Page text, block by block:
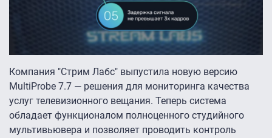
Компания "Стрим Лабс" выпустила новую версию
MultiProbe 7.7 — решения для мониторинга качества
услуг телевизионного вещания. Теперь система
обладает функционалом полноценного студийного
мультивьювера и позволяет проводить контроль